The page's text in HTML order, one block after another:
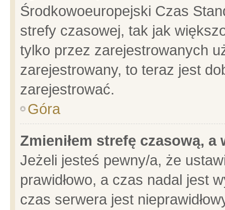
Środkowoeuropejski Czas
strefy czasowej, tak jak
tylko przez zarejestrowanych
zarejestrowany, to teraz jest
zarejestrować.
Góra
Zmieniłem strefę czasową,
Jeżeli jesteś pewny/a, że
prawidłowo, a czas nadal jest
czas serwera jest